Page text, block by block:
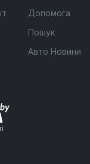
Допомога
Пошук
Авто Новини